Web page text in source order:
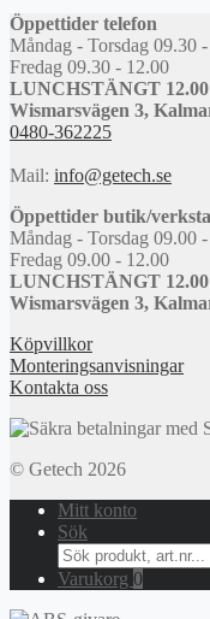
Öppettider telefon
Måndag - Torsdag 09.30
Fredag 09.30 - 12.00
LUNCHSTÄNGT 12.00
Wismarsvägen 3,
0480-362225
Mail: info@getech.se
Öppettider butik/
Måndag - Torsdag 09.00
Fredag 09.00 - 12.00
LUNCHSTÄNGT 12.00
Wismarsvägen 3,
Köpvillkor
Monteringsanvisningar
Kontakta oss
© Getech 2026
Mitt konto
Sök
Search
for:
Varukorg 0